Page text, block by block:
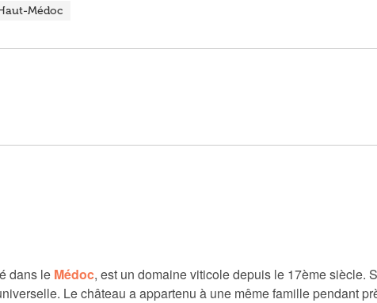
Médoc
dans le Médoc, est un domaine viticole depuis le 17ème siècle.
Le château a appartenu à une même famille pendant